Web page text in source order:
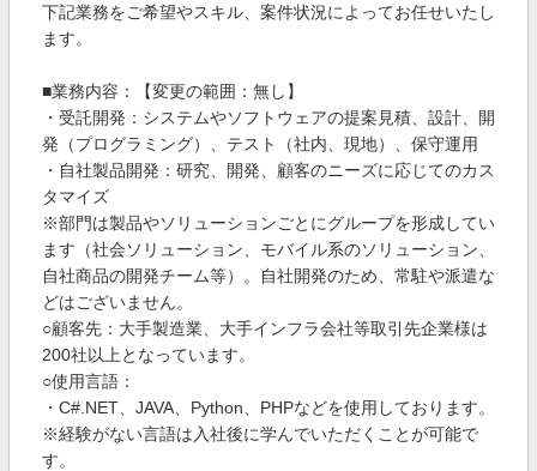
下記業務をご希望やスキル、案件状況によってお任せいたし
ます。
■業務内容：【変更の範囲：無し】
・受託開発：システムやソフトウェアの提案見積、設計、開
発（プログラミング）、テスト（社内、現地）、保守運用
・自社製品開発：研究、開発、顧客のニーズに応じてのカス
タマイズ
※部門は製品やソリューションごとにグループを形成してい
ます（社会ソリューション、モバイル系のソリューション、
自社商品の開発チーム等）。自社開発のため、常駐や派遣な
どはございません。
○顧客先：大手製造業、大手インフラ会社等取引先企業様は
200社以上となっています。
○使用言語：
・C#.NET、JAVA、Python、PHPなどを使用しております。
※経験がない言語は入社後に学んでいただくことが可能で
す。